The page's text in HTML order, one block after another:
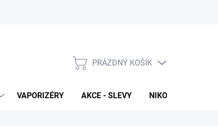
NÁKUPNÍ
PRÁZDNÝ KOŠÍK
VAPORIZÉRY AKCE - SLEVY NIKOTINOVÉ